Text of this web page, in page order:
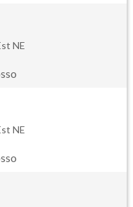
NE
NE